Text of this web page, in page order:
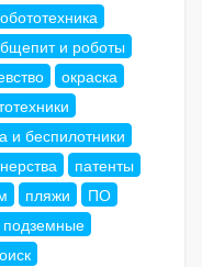
и роботы
окраска
и беспилотники
патенты
пляжи
ПО
подземные